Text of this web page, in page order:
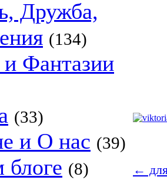
Дружба,
(134)
Фантазии
(33)
и О нас (39)
(8) ←